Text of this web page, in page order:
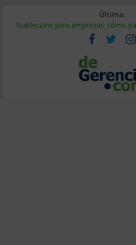
Última:
Stablecoins para empresas: cómo
Despido silencioso: qué es y por qué
IA en selección de personal: cómo
Trabajo forzoso en la cadena de
Mercado hispano de EE. UU.: cómo